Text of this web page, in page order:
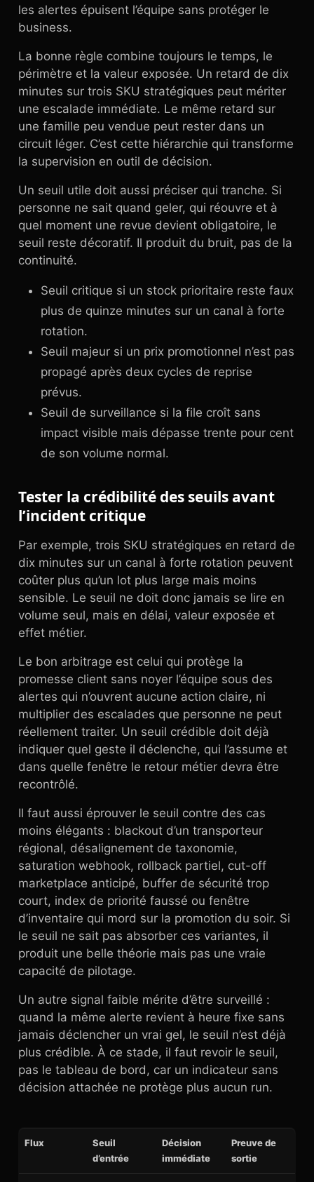
les alertes épuisent l’équipe sans protéger le
business.
La bonne règle combine toujours le temps, le
périmètre et la valeur exposée. Un retard de dix
minutes sur trois SKU stratégiques peut mériter
une escalade immédiate. Le même retard sur
une famille peu vendue peut rester dans un
circuit léger. C’est cette hiérarchie qui transforme
la supervision en outil de décision.
Un seuil utile doit aussi préciser qui tranche. Si
personne ne sait quand geler, qui réouvre et à
quel moment une revue devient obligatoire, le
seuil reste décoratif. Il produit du bruit, pas de la
continuité.
Seuil critique si un stock prioritaire reste faux
plus de quinze minutes sur un canal à forte
rotation.
Seuil majeur si un prix promotionnel n’est pas
propagé après deux cycles de reprise
prévus.
Seuil de surveillance si la file croît sans
impact visible mais dépasse trente pour cent
de son volume normal.
Tester la crédibilité des seuils avant
l’incident critique
Par exemple, trois SKU stratégiques en retard de
dix minutes sur un canal à forte rotation peuvent
coûter plus qu’un lot plus large mais moins
sensible. Le seuil ne doit donc jamais se lire en
volume seul, mais en délai, valeur exposée et
effet métier.
Le bon arbitrage est celui qui protège la
promesse client sans noyer l’équipe sous des
alertes qui n’ouvrent aucune action claire, ni
multiplier des escalades que personne ne peut
réellement traiter. Un seuil crédible doit déjà
indiquer quel geste il déclenche, qui l’assume et
dans quelle fenêtre le retour métier devra être
recontrôlé.
Il faut aussi éprouver le seuil contre des cas
moins élégants : blackout d’un transporteur
régional, désalignement de taxonomie,
saturation webhook, rollback partiel, cut-off
marketplace anticipé, buffer de sécurité trop
court, index de priorité faussé ou fenêtre
d’inventaire qui mord sur la promotion du soir. Si
le seuil ne sait pas absorber ces variantes, il
produit une belle théorie mais pas une vraie
capacité de pilotage.
Un autre signal faible mérite d’être surveillé :
quand la même alerte revient à heure fixe sans
jamais déclencher un vrai gel, le seuil n’est déjà
plus crédible. À ce stade, il faut revoir le seuil,
pas le tableau de bord, car un indicateur sans
décision attachée ne protège plus aucun run.
Flux
Seuil
d’entrée
Décision
immédiate
Preuve de
sortie